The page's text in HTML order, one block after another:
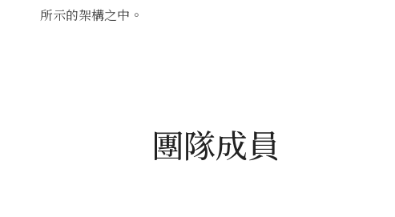
所示的架構之中。
團隊成員